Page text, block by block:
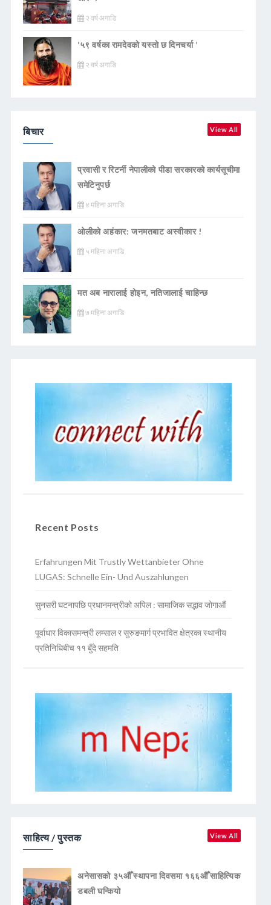
२ वर्ष अगाडि
‘५९ वर्षका रामदेवकाे यस्ताे छ दिनचर्या ’
२ वर्ष अगाडि
बिचार View All
प्रवासी र रिटर्नी नेपालीको पीडा सरकारको कार्यसूचीमा
समेटिनुपर्छ
४ महिना अगाडि
ओलीको अहंकार: जनमतबाट अस्वीकार !
५ महिना अगाडि
मत अब नारालाई होइन, नतिजालाई चाहिन्छ
७ महिना अगाडि
Recent Posts
Erfahrungen Mit Trustly Wettanbieter Ohne
LUGAS: Schnelle Ein- Und Auszahlungen
सुनसरी घटनापछि प्रधानमन्त्रीको अपिल : सामाजिक सद्भाव जोगाऔं
पूर्वाधार विकासमन्त्री लम्साल र सुरुङमार्ग प्रभावित क्षेत्रका स्थानीय
प्रतिनिधिबीच ११ बुँदे सहमति
साहित्य / पुस्तक View All
अनेसासको ३५औँ स्थापना दिवसमा १६६औँ साहित्यिक
डबली घन्कियाे